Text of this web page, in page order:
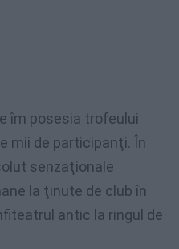
îm posesia trofeului
mii de participanţi. În
senzaţionale
la ţinute de club în
antic la ringul de